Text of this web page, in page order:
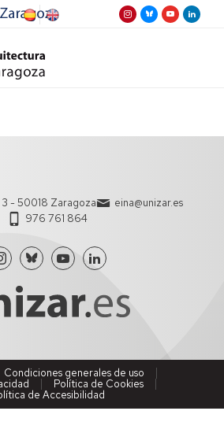
3 - 50018 Zaragoza
eina@unizar.es
976 761 864
Condiciones generales de uso
Política de Cookies
de Accesibilidad